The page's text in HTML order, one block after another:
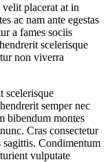
placerat at in
ac nam ante egestas
a fames sociis
scelerisque
non viverra
scelerisque
semper nec
bibendum montes
Cras consectetur
Condimentum
vulputate